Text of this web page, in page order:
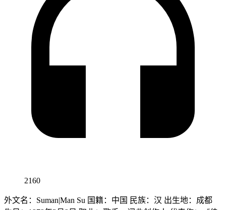
2160
外文名：Suman|Man Su 国籍：中国 民族：汉 出生地：成都